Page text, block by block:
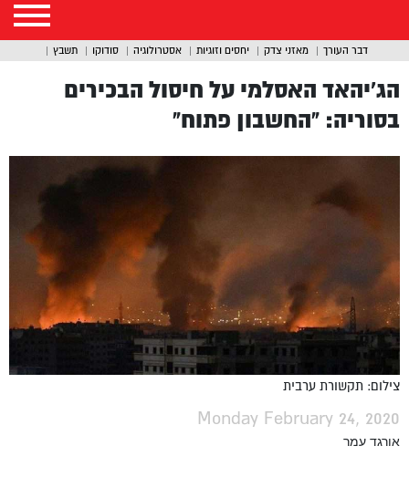
דבר העורך מאזני צדק יחסים וזוגיות אסטרולוגיה סודוקו תשבץ
הג’יהאד האסלמי על חיסול הבכירים
בסוריה: “החשבון פתוח”
צילום: תקשורת ערבית
Monday February 24, 2020
אורגד עמר